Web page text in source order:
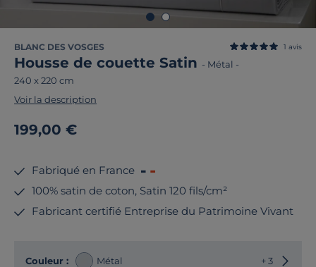
BLANC DES VOSGES
Housse de couette Satin - Métal -
240 x 220 cm
1 avis
Voir la description
199,00 €
Fabriqué en France
100% satin de coton, Satin 120 fils/cm²
Fabricant certifié Entreprise du Patrimoine Vivant
Couleur : Métal + 3